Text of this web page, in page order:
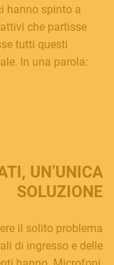
hanno spinto a
che partisse
tutti questi
In una parola:
UN’UNICA
SOLUZIONE
il solito problema
di ingresso e delle